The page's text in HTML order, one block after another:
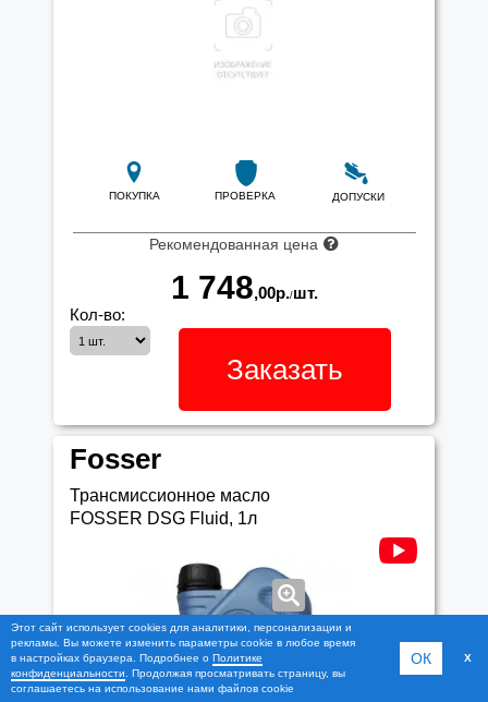
ПОКУПКА ПРОВЕРКА ДОПУСКИ
Рекомендованная цена
1 748,00р./шт.
Кол-во:
Заказать
Fosser
Трансмиссионное масло
FOSSER DSG Fluid, 1л
Этот сайт использует cookies для аналитики, персонализации и
рекламы. Вы можете изменить параметры cookie в любое время
в настройках браузера. Подробнее о Политике
конфиденциальности . Продолжая просматривать страницу, вы
соглашаетесь на использование нами файлов cookie
ОК X